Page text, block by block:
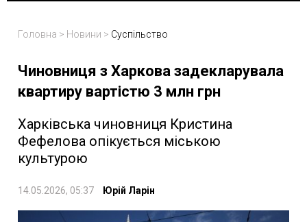
Головна > Новини > Суспільство
Чиновниця з Харкова задекларувала
квартиру вартістю 3 млн грн
Харківська чиновниця Кристина
Фефелова опікується міською
культурою
14.05.2026, 05:37 Юрій Ларін